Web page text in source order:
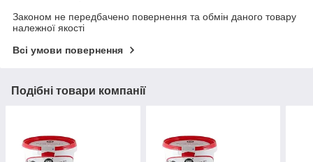
Законом не передбачено повернення та обмін даного товару
належної якості
Всі умови повернення
Подібні товари компанії